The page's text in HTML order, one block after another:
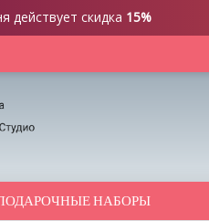
действует скидка 15%
НАБОРЫ